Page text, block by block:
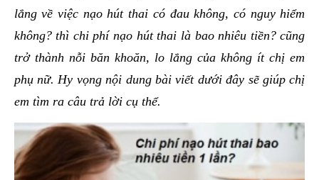
lắng về việc nạo hút thai có đau không, có nguy hiểm
không? thì chi phí nạo hút thai là bao nhiêu tiền? cũng
trở thành nỗi băn khoăn, lo lắng của không ít chị em
phụ nữ. Hy vọng nội dung bài viết dưới đây sẽ giúp chị
em tìm ra câu trả lời cụ thể.